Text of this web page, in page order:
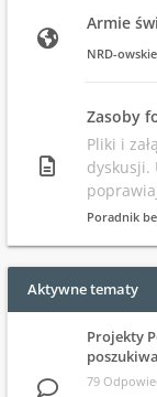
Armie
NRD-
Zasoby
Pliki i
dyskusji.
Poradnik
Aktywne tematy
Projekty
79